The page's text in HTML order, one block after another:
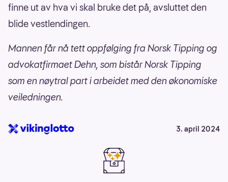
finne ut av hva vi skal bruke det på, avsluttet den
blide vestlendingen.
Mannen får nå tett oppfølging fra Norsk Tipping og
advokatfirmaet Dehn, som bistår Norsk Tipping
som en nøytral part i arbeidet med den økonomiske
veiledningen.
3. april 2024